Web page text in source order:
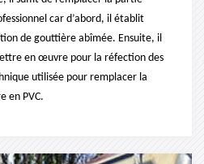
car d’abord, il établit
de gouttière abîmée. Ensuite, il
en œuvre pour la réfection des
utilisée pour remplacer la
en PVC.